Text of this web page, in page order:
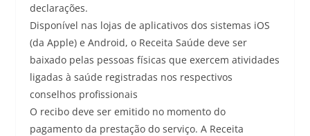
declarações.
Disponível nas lojas de aplicativos dos sistemas iOS
(da Apple) e Android, o Receita Saúde deve ser
baixado pelas pessoas físicas que exercem atividades
ligadas à saúde registradas nos respectivos
conselhos profissionais
O recibo deve ser emitido no momento do
pagamento da prestação do serviço. A Receita